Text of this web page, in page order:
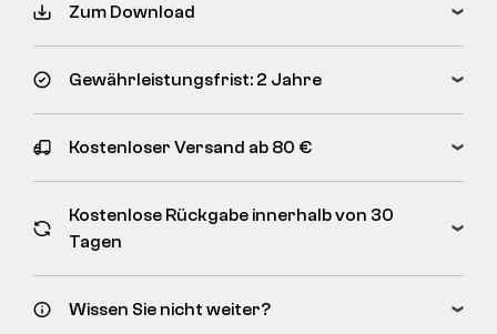
Zum Download
Gewährleistungsfrist: 2 Jahre
Kostenloser Versand ab 80 €
Kostenlose Rückgabe innerhalb von 30
Tagen
Wissen Sie nicht weiter?